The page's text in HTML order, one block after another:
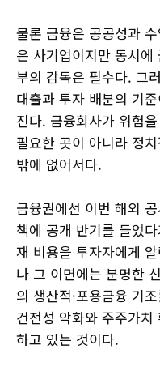
물론 금융은 공공성과
은 사기업이지만 동시
부의 감독은 필수다. 그
대출과 투자 배분의 기
진다. 금융회사가 위험
필요한 곳이 아니라 정
밖에 없어서다.
금융권에선 이번 해외
책에 공개 반기를 들었
재 비용을 투자자에게
나 그 이면에는 분명한
의 생산적·포용금융 기
건전성 악화와 주주가
하고 있는 것이다.